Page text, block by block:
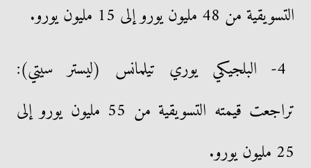
التسويقية من 48 مليون يورو إلى 15 مليون يورو.
4- البلجيكي يوري تيلمانس (ليستر سيتي):
تراجعت قيمته التسويقية من 55 مليون يورو إلى
25 مليون يورو.